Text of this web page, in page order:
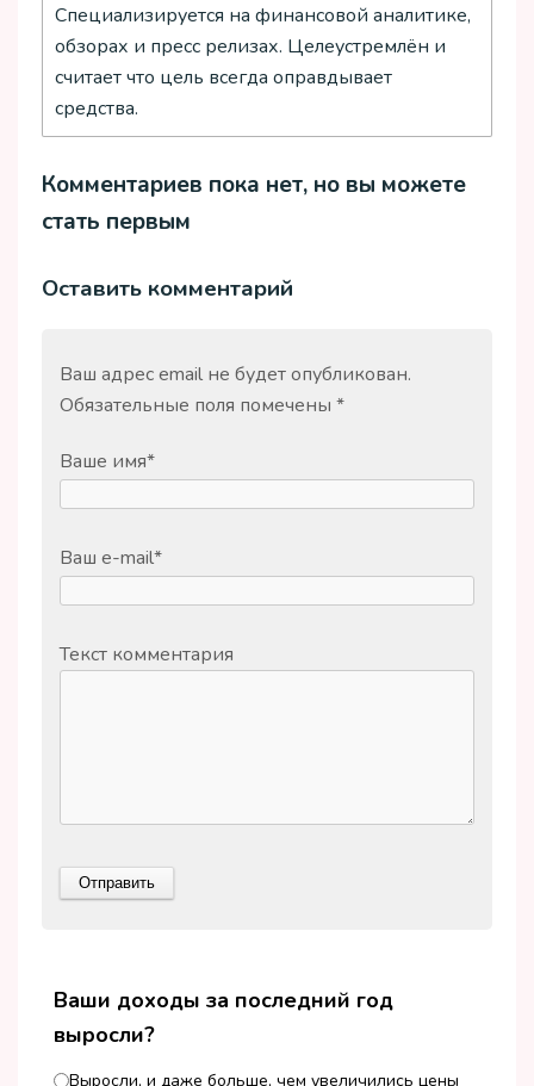
Специализируется на финансовой аналитике,
обзорах и пресс релизах. Целеустремлён и
считает что цель всегда оправдывает
средства.
Комментариев пока нет, но вы можете
стать первым
Оставить комментарий
Ваш адрес email не будет опубликован.
Обязательные поля помечены *
Ваше имя*
Ваш e-mail*
Текст комментария
Ваши доходы за последний год
выросли?
Выросли, и даже больше, чем увеличились цены